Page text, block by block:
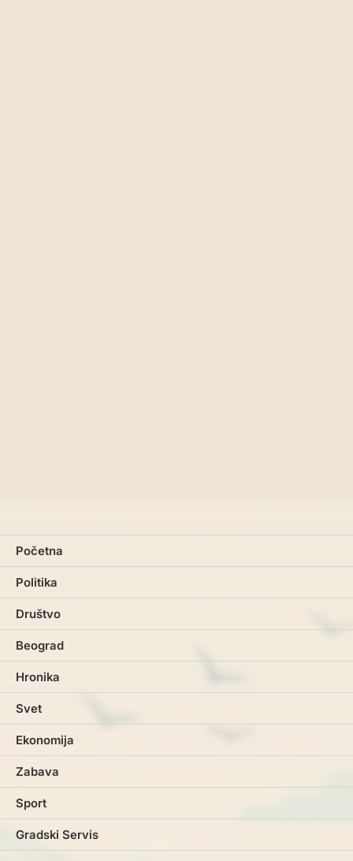
Početna
Politika
Društvo
Beograd
Hronika
Svet
Ekonomija
Zabava
Sport
Gradski Servis